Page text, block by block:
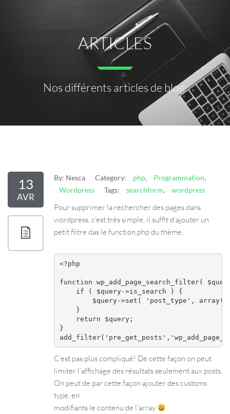
ARTICLES
Nos différents articles de blog.
13
AVR
By: Nesca Category: php, Programmation,
Wordpress
Tags: searchform, wordpress
Pour supprimer la rechercher des pages dans
wordpress, c’est très simple, il suffit d’ajouter un
petit filtre das le function.php du thème.
<?php
function wp_add_page_search_filter(
    if ( $query->is_search ) {
$query->set( 'post_type',
    }
    return $query;
}
C’est pas plus compliqué! De cette façon on peut
limiter l’affichage des résultats seulement aux posts.
On peut de par cette façon ajouter des customs
type, en
modifiants le contenu de l’array